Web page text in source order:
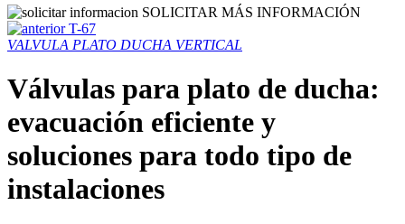
SOLICITAR MÁS INFORMACIÓN
T-67
VALVULA PLATO DUCHA VERTICAL
Válvulas para plato de ducha:
evacuación eficiente y
soluciones para todo tipo de
instalaciones